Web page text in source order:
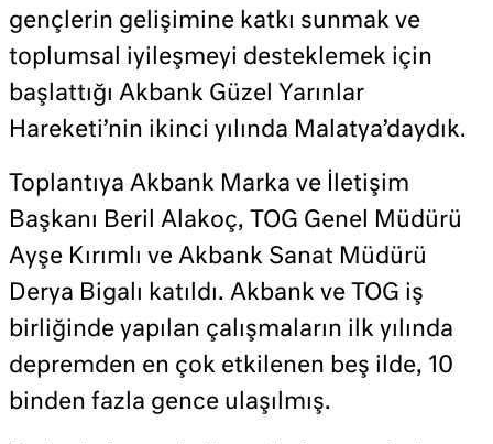
gençlerin gelişimine katkı sunmak ve
toplumsal iyileşmeyi desteklemek için
başlattığı Akbank Güzel Yarınlar
Hareketi’nin ikinci yılında Malatya’daydık.
Toplantıya Akbank Marka ve İletişim
Başkanı Beril Alakoç, TOG Genel Müdürü
Ayşe Kırımlı ve Akbank Sanat Müdürü
Derya Bigalı katıldı. Akbank ve TOG iş
birliğinde yapılan çalışmaların ilk yılında
depremden en çok etkilenen beş ilde, 10
binden fazla gence ulaşılmış.